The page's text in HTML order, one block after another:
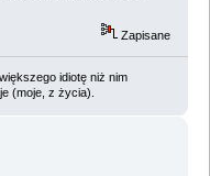
Zapisane
idiotę niż nim
(moje, z życia).